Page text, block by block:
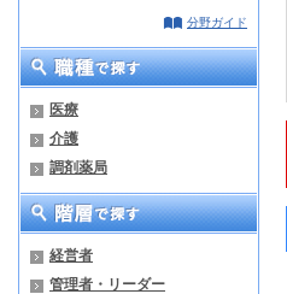
分野ガイド
医療
介護
調剤薬局
経営者
管理者・リーダー